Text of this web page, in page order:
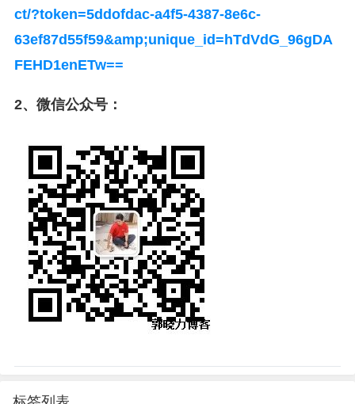
ct/?token=5ddofdac-a4f5-4387-8e6c-
63ef87d55f59&amp;unique_id=hTdVdG_96gDA
FEHD1enETw==
2、微信公众号：